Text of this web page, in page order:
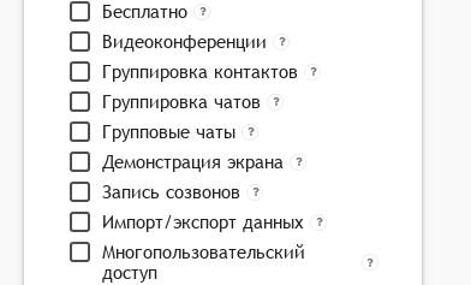
Бесплатно
Видеоконференции
Группировка контактов
Группировка чатов
Групповые чаты
Демонстрация экрана
Запись созвонов
Импорт/экспорт данных
Многопользовательский
доступ